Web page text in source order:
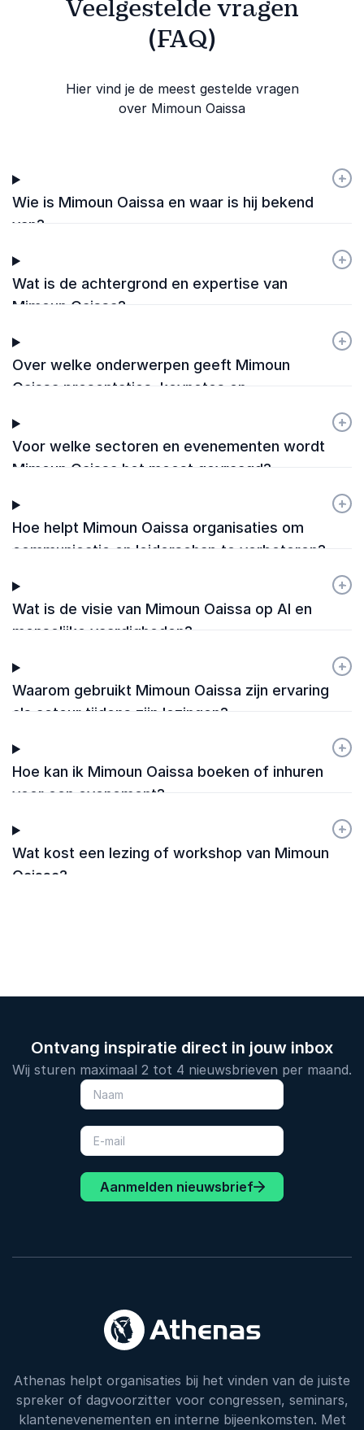
Veelgestelde vragen
(FAQ)
Hier vind je de meest gestelde vragen
over Mimoun Oaissa
Wie is Mimoun Oaissa en waar is hij bekend
van?
+
-
Wat is de achtergrond en expertise van
Mimoun Oaissa?
+
-
Over welke onderwerpen geeft Mimoun
Oaissa presentaties, keynotes en
+
-
Voor welke sectoren en evenementen wordt
Mimoun Oaissa het meest gevraagd?
+
-
Hoe helpt Mimoun Oaissa organisaties om
communicatie en leiderschap te verbeteren?
+
-
Wat is de visie van Mimoun Oaissa op AI en
menselijke vaardigheden?
+
-
Waarom gebruikt Mimoun Oaissa zijn ervaring
als acteur tijdens zijn lezingen?
+
-
Hoe kan ik Mimoun Oaissa boeken of inhuren
voor een evenement?
+
-
Wat kost een lezing of workshop van Mimoun
Oaissa?
+
-
Ontvang inspiratie direct in jouw inbox
Wij sturen maximaal 2 tot 4 nieuwsbrieven per maand.
Aanmelden nieuwsbrief
Athenas helpt organisaties bij het vinden van de juiste
spreker of dagvoorzitter voor congressen, seminars,
klantenevenementen en interne bijeenkomsten. Met